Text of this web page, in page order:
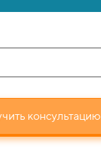
консультацию